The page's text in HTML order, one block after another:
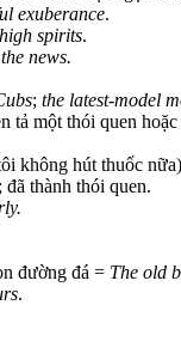
exuberance.
high spirits.
news.
; the latest-model
tả một thói quen
không hút thuốc
thành thói quen.
đường đá = The old
.